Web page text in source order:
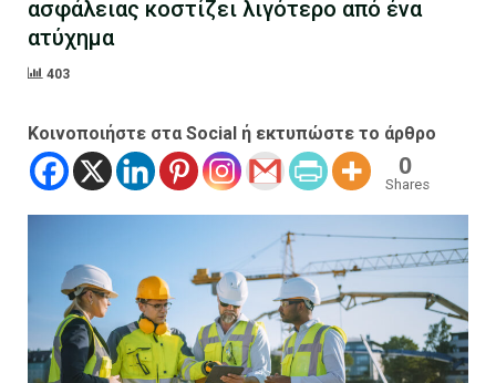
ασφάλειας κοστίζει λιγότερο από ένα
ατύχημα
403
Κοινοποιήστε στα Social ή εκτυπώστε το άρθρο
0
Shares